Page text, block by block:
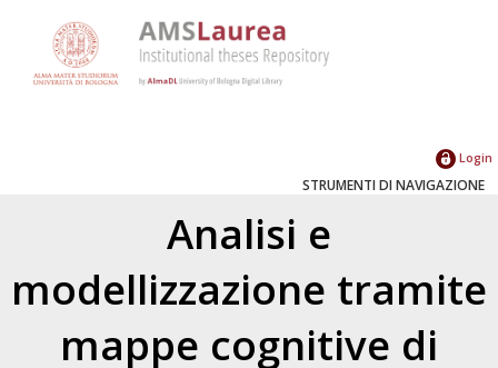
Login
STRUMENTI DI NAVIGAZIONE
Analisi e
modellizzazione tramite
mappe cognitive di